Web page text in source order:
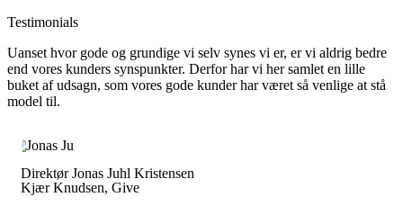
Testimonials
Uanset hvor gode og grundige vi selv synes vi er, er vi aldrig bedre
end vores kunders synspunkter. Derfor har vi her samlet en lille
buket af udsagn, som vores gode kunder har været så venlige at stå
model til.
Direktør Jonas Juhl Kristensen
Kjær Knudsen, Give